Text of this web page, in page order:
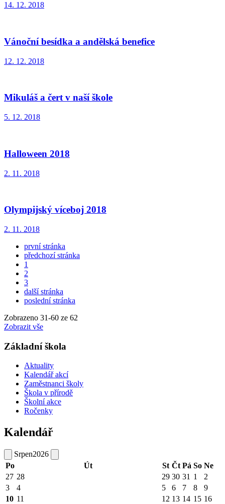
14. 12. 2018
Vánoční besídka a andělská benefice
12. 12. 2018
Mikuláš a čert v naší škole
5. 12. 2018
Halloween 2018
2. 11. 2018
Olympijský víceboj 2018
2. 11. 2018
první stránka
předchozí stránka
1
2
3
další stránka
poslední stránka
Zobrazeno 31-60 ze 62
Zobrazit vše
Základní škola
Aktuality
Kalendář akcí
Zaměstnanci školy
Škola v přírodě
Školní akce
Ročenky
Kalendář
Srpen2026
Po
Út St Čt Pá So Ne
27 28 29 30 31 1
2
3
4 5 6 7 8
9
10 11 12 13 14 15 16